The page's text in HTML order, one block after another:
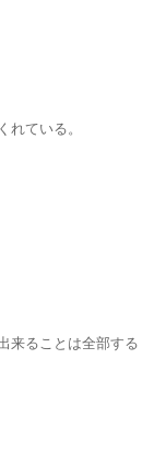
ている。
来ることは全部する